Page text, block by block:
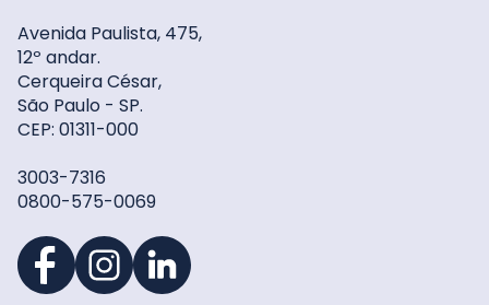
Avenida Paulista, 475,
12º andar.
Cerqueira César,
São Paulo - SP.
CEP: 01311-000
3003-7316
0800-575-0069